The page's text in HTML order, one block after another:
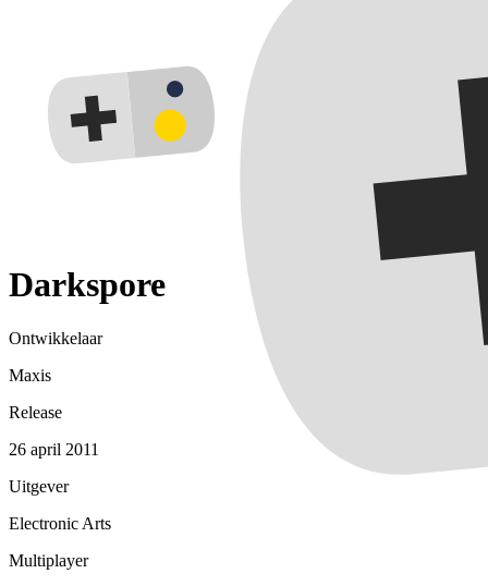
Darkspore
Ontwikkelaar
Maxis
Release
26 april 2011
Uitgever
Electronic Arts
Multiplayer